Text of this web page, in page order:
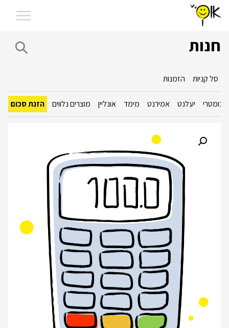
חנות
סל קניות הזמנות
יעלנט אמירנט מימד אונליין מוצרים נלווים הזנת סכום